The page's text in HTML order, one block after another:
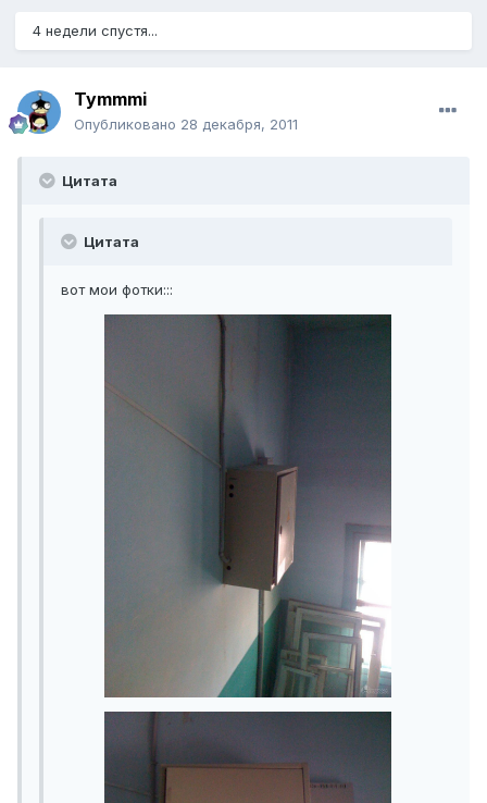
4 недели спустя...
Tymmmi
Опубликовано 28 декабря, 2011
Цитата
Цитата
вот мои фотки:::